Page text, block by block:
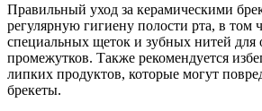
Правильный уход за керамическими
регулярную гигиену полости рта, в том
специальных щеток и зубных нитей
промежутков. Также рекомендуется
липких продуктов, которые могут
брекеты.